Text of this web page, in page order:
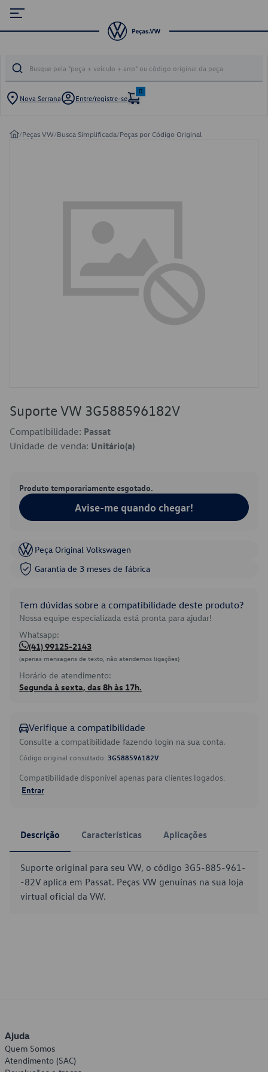
Nova Serrana Entre/registre-se
0
/Peças VW/Busca Simplificada/Peças por Código Original
Suporte VW 3G588596182V
Compatibilidade: Passat
Unidade de venda: Unitário(a)
Produto temporariamente esgotado.
Avise-me quando chegar!
Peça Original Volkswagen
Garantia de 3 meses de fábrica
Tem dúvidas sobre a compatibilidade deste produto?
Nossa equipe especializada está pronta para ajudar!
Whatsapp:
(41) 99125-2143
(apenas mensagens de texto, não atendemos ligações)
Horário de atendimento:
Segunda à sexta, das 8h às 17h.
Verifique a compatibilidade
Consulte a compatibilidade fazendo login na sua conta.
Código original consultado: 3G588596182V
Compatibilidade disponível apenas para clientes logados.
Entrar
Descrição Características Aplicações
Suporte original para seu VW, o código 3G5-885-961-
-82V aplica em Passat. Peças VW genuínas na sua loja
virtual oficial da VW.
Ajuda
Quem Somos
Atendimento (SAC)